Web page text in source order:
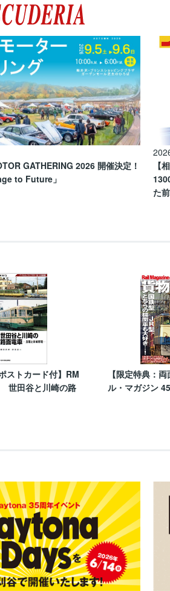
GATHERING 2026 開催決定！
to Future」
【
た
ストカード付】RM
世田谷と川崎の路
【限定特典：
ル・マガジン